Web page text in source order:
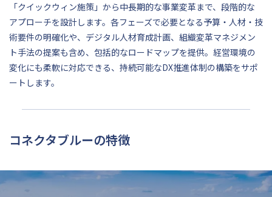
「クイックウィン施策」から中長期的な事業変革まで、段階的な
アプローチを設計します。各フェーズで必要となる予算・人材・技
術要件の明確化や、デジタル人材育成計画、組織変革マネジメン
ト手法の提案も含め、包括的なロードマップを提供。経営環境の
変化にも柔軟に対応できる、持続可能なDX推進体制の構築をサポ
ートします。
コネクタブルーの特徴